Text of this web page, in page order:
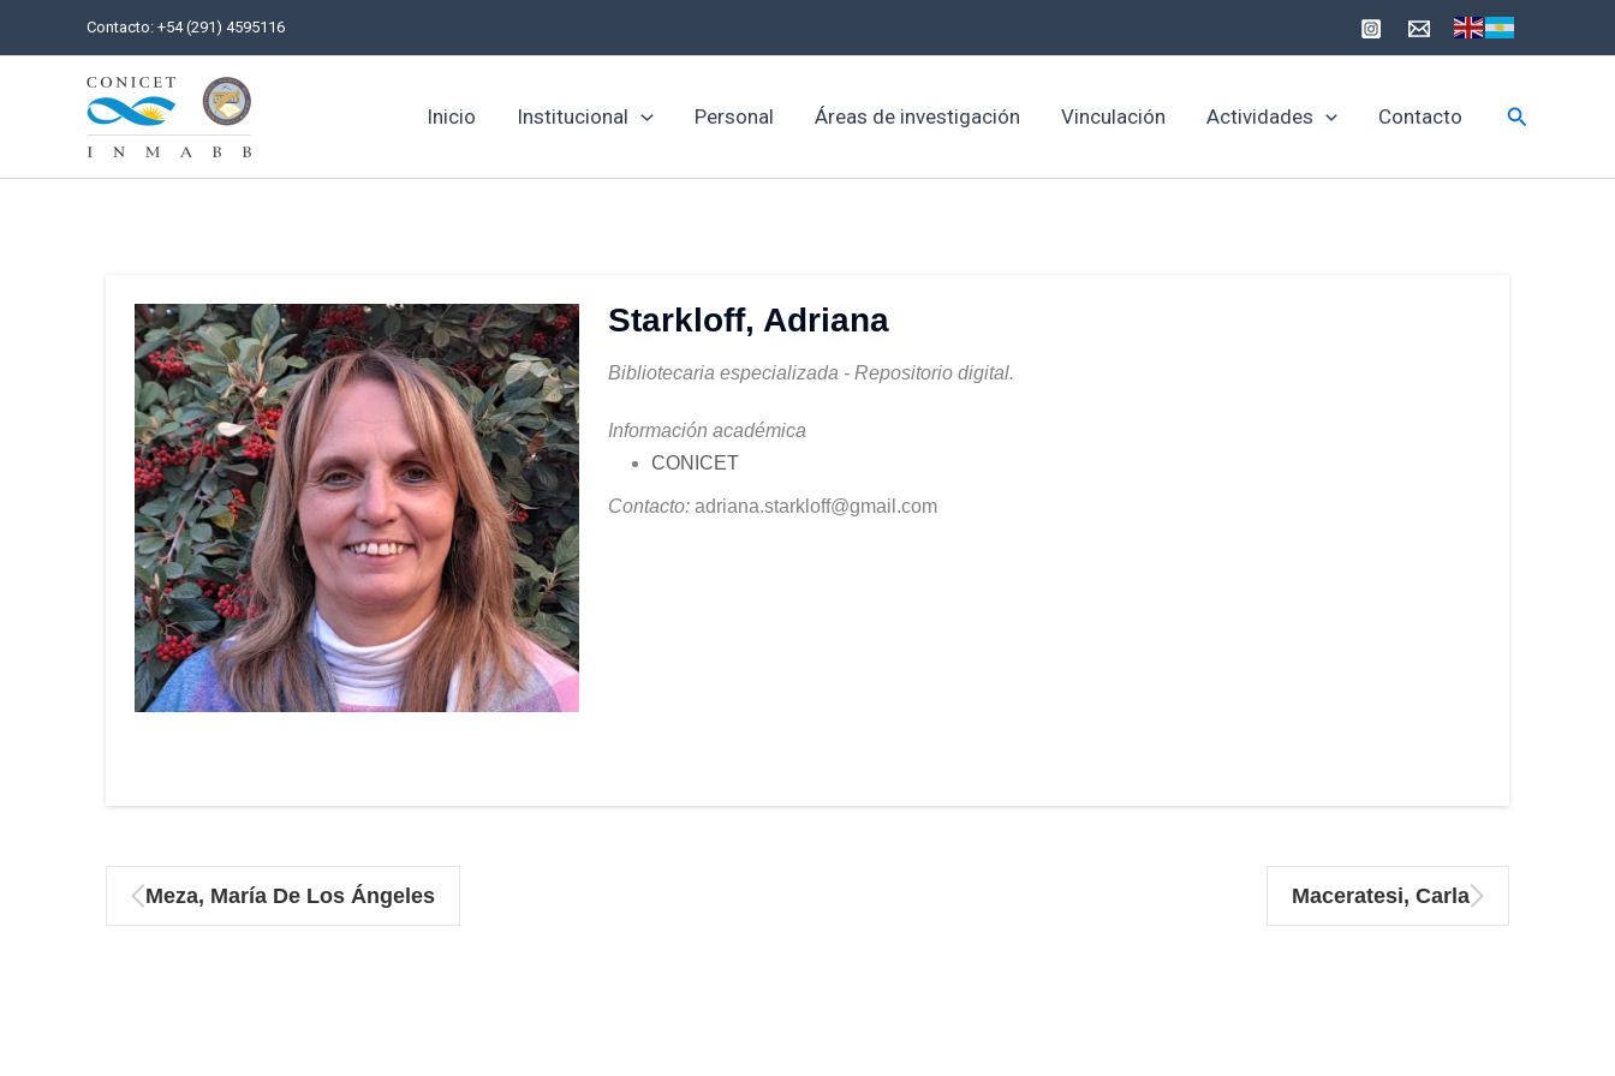
al
contenido
Contacto: +54 (291) 4595116
Inicio Institucional Personal Áreas de investigación Vinculación Actividades Contacto Buscar
Starkloff, Adriana
Bibliotecaria especializada - Repositorio digital.
Información académica
CONICET
Contacto:adriana.starkloff@gmail.com
Meza, María De Los Ángeles Maceratesi, Carla